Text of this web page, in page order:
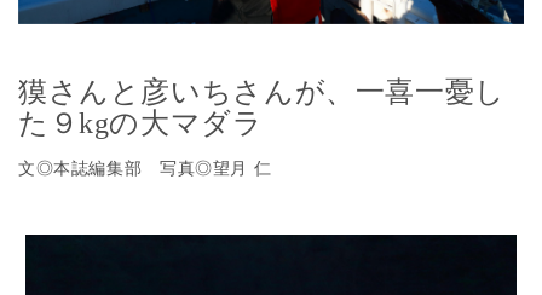
獏さんと彦いちさんが、一喜一憂し
た９kgの大マダラ
文◎本誌編集部 写真◎望月 仁